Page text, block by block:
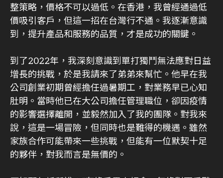
整策略，價格不可以過低。在香港，我曾經通過低
價吸引客戶，但這一招在台灣行不通。我逐漸意識
到，提升產品和服務的品質，才是成功的關鍵。
到了2022年，我深刻意識到單打獨鬥無法應對日益
增長的挑戰，於是我請來了弟弟來幫忙。他早在我
公司創業初期曾經擔任過暑期工，對業務早已心知
肚明。當時他已在大公司擔任管理職位，卻因疫情
的影響選擇離開，並毅然加入了我的團隊。對我來
說，這是一場冒險，但同時也是難得的機遇。雖然
家族合作可能帶來一些挑戰，但能有一位默契十足
的夥伴，對我而言是無價的。